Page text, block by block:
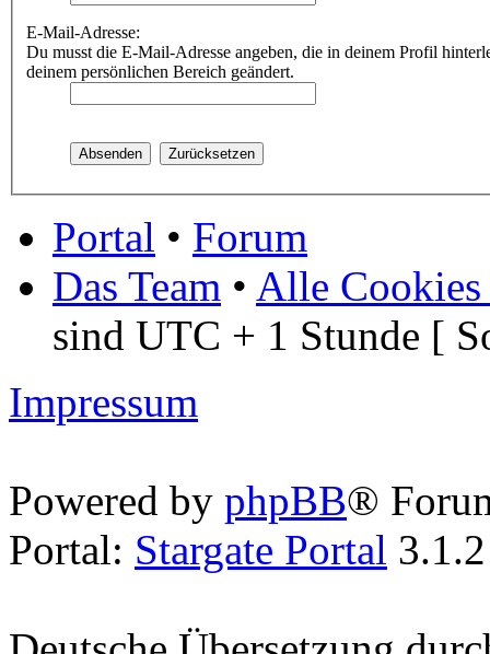
E-Mail-Adresse:
Du musst die E-Mail-Adresse angeben, die in deinem Profil
deinem persönlichen Bereich geändert.
Portal • Forum
Das Team • Alle Cookies
sind UTC + 1 Stunde [
Impressum
Powered by phpBB®
Portal: Stargate Portal